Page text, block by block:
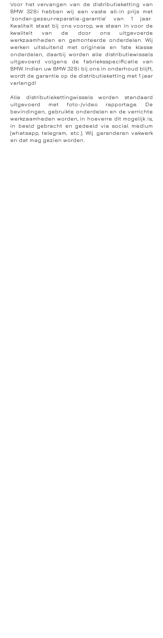
Voor het vervangen van de distributieketting van
BMW 328i hebben wij een vaste all-in prijs met
'zonder-gezeur-reparatie-garantie' van 1 jaar.
Kwaliteit staat bij ons voorop, we staan in voor de
kwaliteit van de door ons uitgevoerde
werkzaamheden en gemonteerde onderdelen. Wij
werken uitsluitend met originele en 1ste klasse
onderdelen, daarbij worden alle distributiewissels
uitgevoerd volgens de fabrieksspecificatie van
BMW. Indien uw BMW 328i bij ons in onderhoud blijft,
wordt de garantie op de distributieketting met 1 jaar
verlengd!
Alle distributiekettingwissels worden standaard
uitgevoerd met foto-/video rapportage. De
bevindingen, gebruikte onderdelen en de verrichte
werkzaamheden worden, in hoeverre dit mogelijk is,
in beeld gebracht en gedeeld via social medium
(whatsapp, telegram, etc.). Wij garanderen vakwerk
en dat mag gezien worden.